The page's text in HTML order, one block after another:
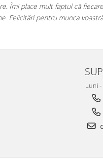
Îmi place mult faptul că
Felicitări pentru munca
Luni -